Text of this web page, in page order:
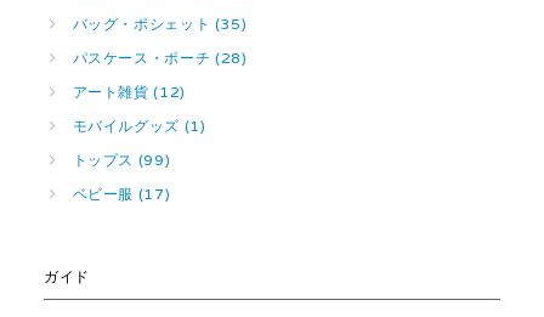
バッグ・ポシェット (35)
パスケース・ポーチ (28)
アート雑貨 (12)
モバイルグッズ (1)
トップス (99)
ベビー服 (17)
ガイド